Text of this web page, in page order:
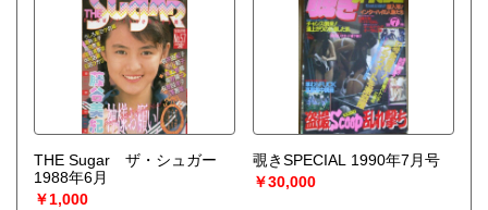
THE Sugar ザ・シュガー
1988年6月
￥1,000
覗きSPECIAL 1990年7月号
￥30,000